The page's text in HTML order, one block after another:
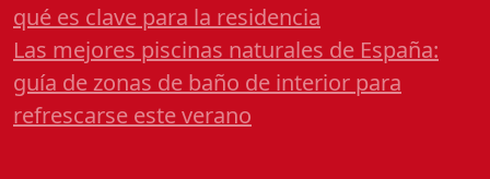
qué es clave para la residencia
Las mejores piscinas naturales de España:
guía de zonas de baño de interior para
refrescarse este verano